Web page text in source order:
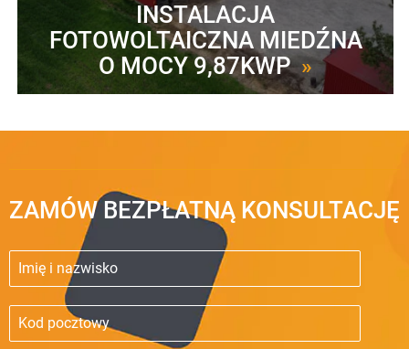
INSTALACJA
FOTOWOLTAICZNA MIEDŹNA
O MOCY 9,87KWP »
ZAMÓW BEZPŁATNĄ KONSULTACJĘ